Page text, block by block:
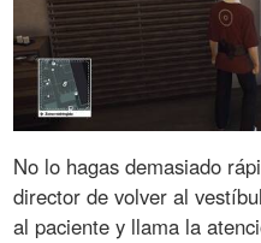
No lo hagas demasiado
director de volver al
al paciente y llama la